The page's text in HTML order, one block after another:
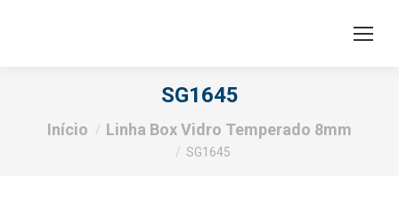
SG1645
Você está aqui:
Início Linha Box Vidro Temperado 8mm
SG1645